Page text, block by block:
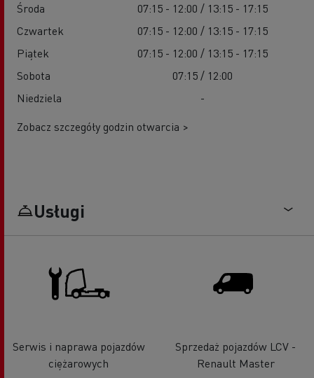
Środa
07:15 - 12:00 / 13:15 - 17:15
Czwartek
07:15 - 12:00 / 13:15 - 17:15
Piątek
07:15 - 12:00 / 13:15 - 17:15
Sobota
07:15 / 12:00
Niedziela
-
Zobacz szczegóły godzin otwarcia >
Usługi
Serwis i naprawa pojazdów
ciężarowych
Sprzedaż pojazdów LCV -
Renault Master